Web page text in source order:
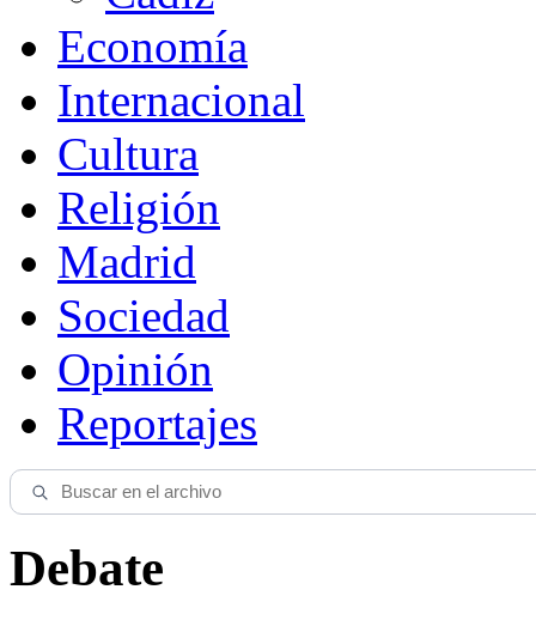
Economía
Internacional
Cultura
Religión
Madrid
Sociedad
Opinión
Reportajes
Debate